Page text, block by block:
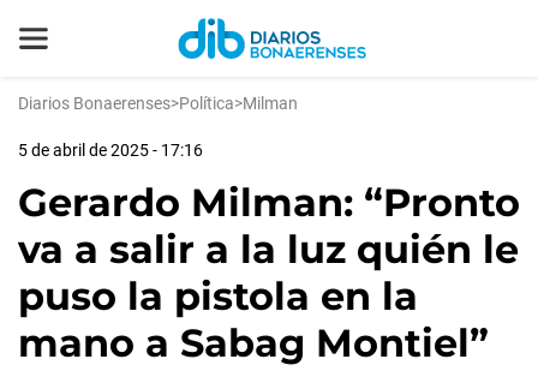
Diarios Bonaerenses>Política>Milman
5 de abril de 2025 - 17:16
Gerardo Milman: “Pronto
va a salir a la luz quién le
puso la pistola en la
mano a Sabag Montiel”